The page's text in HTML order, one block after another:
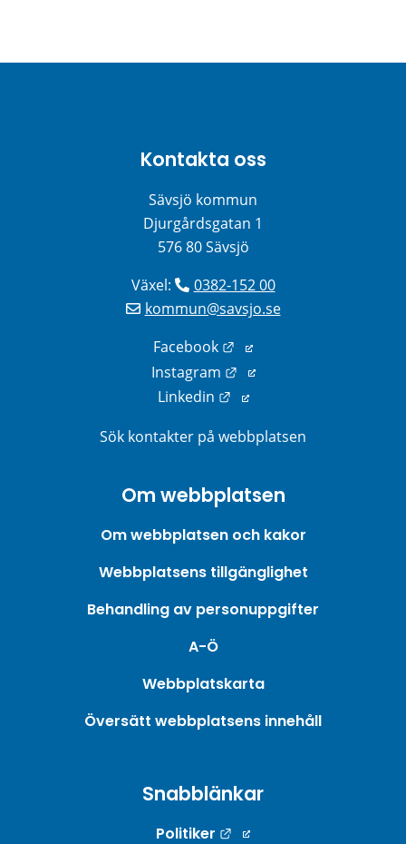
Kontakta oss
Sävsjö kommun
Djurgårdsgatan 1
576 80 Sävsjö
Växel:
0382-152 00
kommun@savsjo.se
Facebook
Länk till annan
Instagram
Länk till annan
Linkedin
Länk till annan webbplats.
Sök kontakter på webbplatsen
Om webbplatsen
Om webbplatsen och kakor
Webbplatsens tillgänglighet
Behandling av personuppgifter
A-Ö
Webbplatskarta
Översätt webbplatsens innehåll
Snabblänkar
Politiker Länk till annan